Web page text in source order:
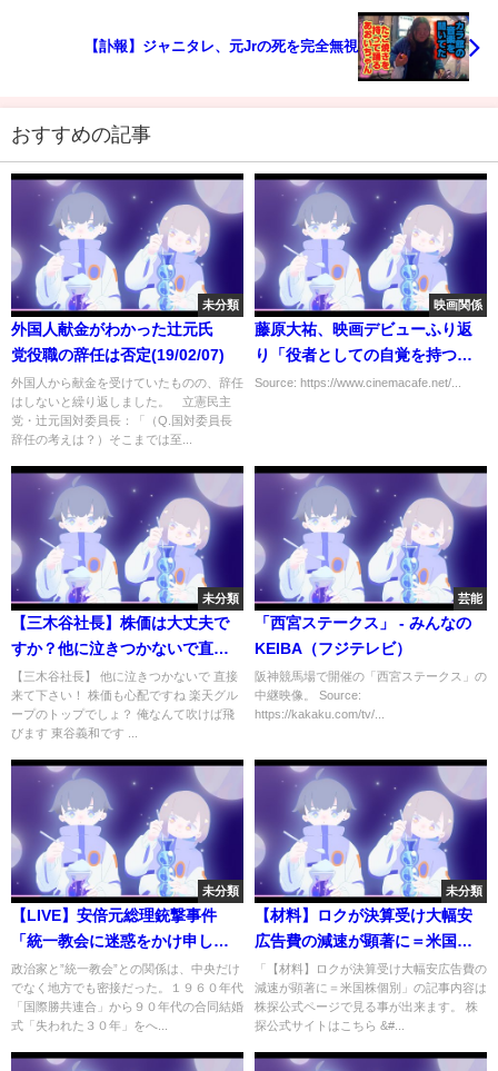
【訃報】ジャニタレ、元Jrの死を完全無視
おすすめの記事
未分類
外国人献金がわかった辻元氏
党役職の辞任は否定(19/02/07)
外国人から献金を受けていたものの、辞任
はしないと繰り返しました。 立憲民主
党・辻元国対委員長：「（Q.国対委員長
辞任の考えは？）そこまでは至...
映画関係
藤原大祐、映画デビューふり返
り「役者としての自覚を持つこ
とができた」『愛のまなざし
Source: https://www.cinemacafe.net/...
未分類
【三木谷社長】株価は大丈夫で
すか？他に泣きつかないで直接
来て下さい！ガーシーch【東谷
義和】切り抜き
【三木谷社長】 他に泣きつかないで 直接
来て下さい！ 株価も心配ですね 楽天グル
ープのトップでしょ？ 俺なんて吹けば飛
びます 東谷義和です ...
芸能
「西宮ステークス」 - みんなの
KEIBA（フジテレビ）
阪神競馬場で開催の「西宮ステークス」の
中継映像。 Source:
https://kakaku.com/tv/...
未分類
【LIVE】安倍元総理銃撃事件
「統一教会に迷惑をかけ申し訳
ない」山上徹也容疑者の母が語
る「お金、お金…」信者の献金
事情ついて専門家が解説 最新ニ
政治家と”統一教会”との関係は、中央だけ
でなく地方でも密接だった。１９６０年代
「国際勝共連合」から９０年代の合同結婚
式「失われた３０年」をへ...
未分類
【材料】ロクが決算受け大幅安
広告費の減速が顕著に＝米国株
個別
「【材料】ロクが決算受け大幅安広告費の
減速が顕著に＝米国株個別」の記事内容は
株探公式ページで見る事が出来ます。 株
探公式サイトはこちら &#...